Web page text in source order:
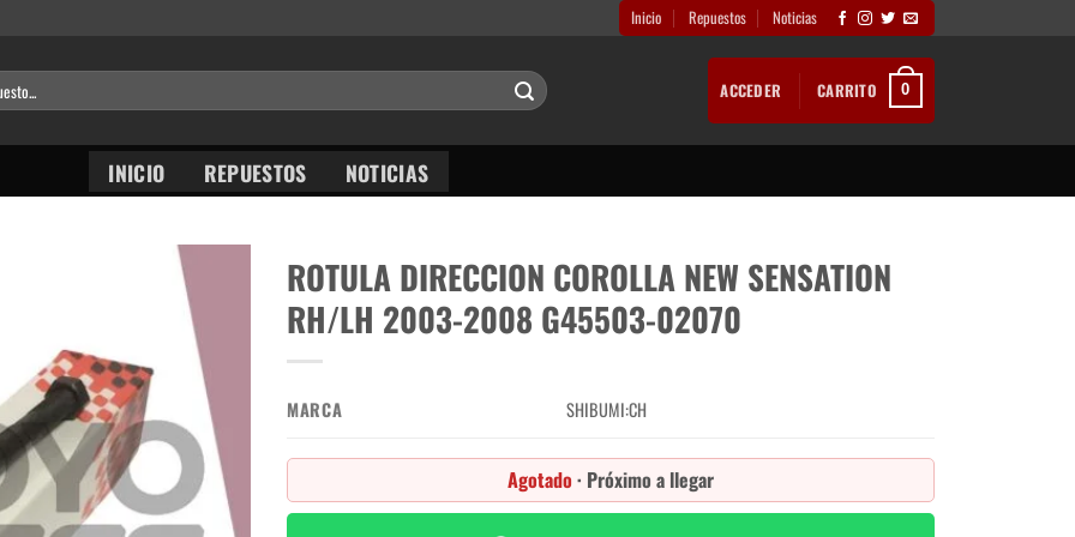
Inicio Repuestos Noticias
ACCEDER CARRITO 0
INICIO REPUESTOS NOTICIAS
ROTULA DIRECCION COROLLA NEW SENSATION
RH/LH 2003-2008 G45503-02070
MARCA SHIBUMI:CH
Agotado · Próximo a llegar